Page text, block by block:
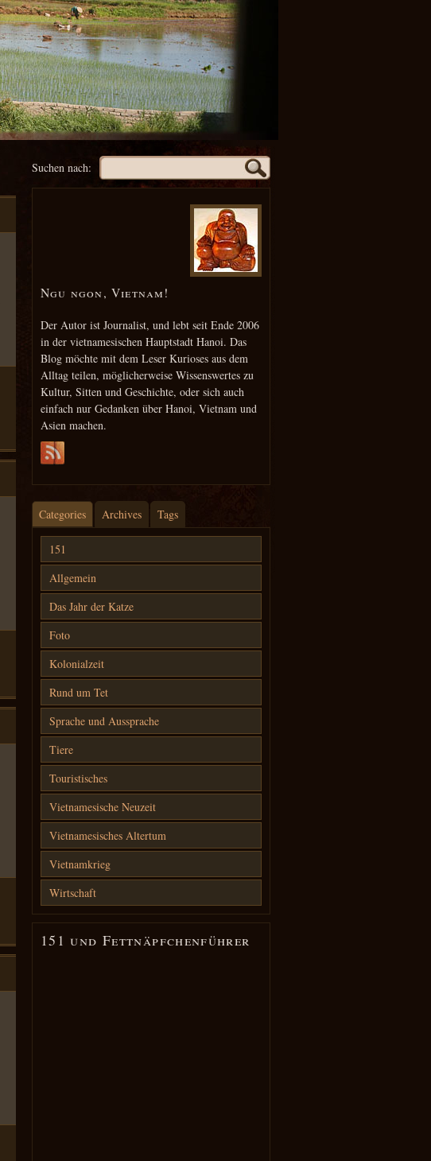
Suchen nach:
Ngu ngon, Vietnam!
Der Autor ist Journalist, und lebt seit Ende 2006
in der vietnamesischen Hauptstadt Hanoi. Das
Blog möchte mit dem Leser Kurioses aus dem
Alltag teilen, möglicherweise Wissenswertes zu
Kultur, Sitten und Geschichte, oder sich auch
einfach nur Gedanken über Hanoi, Vietnam und
Asien machen.
Categories Archives Tags
151
Allgemein
Das Jahr der Katze
Foto
Kolonialzeit
Rund um Tet
Sprache und Aussprache
Tiere
Touristisches
Vietnamesische Neuzeit
Vietnamesisches Altertum
Vietnamkrieg
Wirtschaft
151 und Fettnäpfchenführer